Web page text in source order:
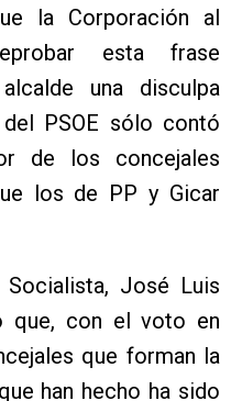
la Corporación al
esta frase
una disculpa
PSOE sólo contó
de los concejales
los de PP y Gicar
José Luis
que, con el voto en
que forman la
han hecho ha sido